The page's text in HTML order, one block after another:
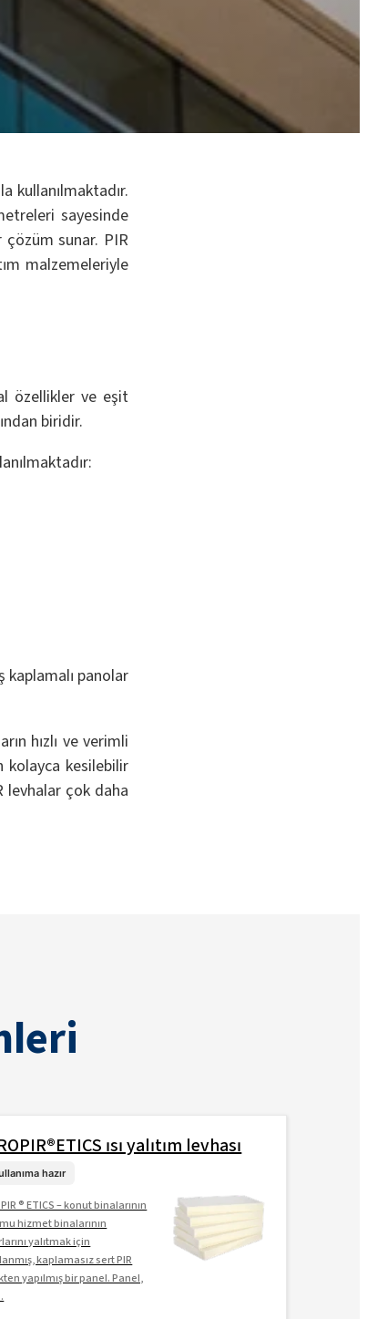
kullanılmaktadır.
sayesinde
sunar. PIR
malzemeleriyle
özellikler ve eşit
biridir.
kaplamalı panolar
hızlı ve verimli
kolayca kesilebilir
levhalar çok daha
ısı yalıtım levhası
hazır
® ETICS – konut binalarının
hizmet binalarının
yalıtmak için
kaplamasız sert PIR
yapılmış bir panel. Panel,